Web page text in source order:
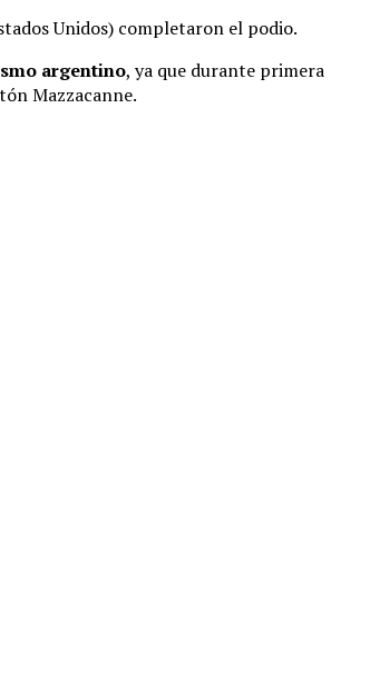
Unidos) completaron el podio.
argentino, ya que durante primera
Mazzacanne.